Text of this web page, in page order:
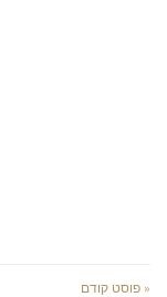
« פוסט קודם